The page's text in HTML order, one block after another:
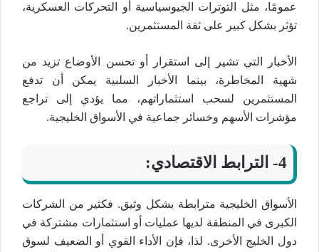
عمومًا، مثل التوترات الجيوسياسية أو التحركات العسكرية،
تؤثر بشكل كبير على ثقة المستثمرين.
الأخبار التي تشير إلى استقرار أو تحسن الأوضاع تزيد من
شهية المخاطرة، بينما الأخبار السلبية يمكن أن تدفع
المستثمرين لسحب استثماراتهم، مما يؤدي إلى تراجع
مؤشرات الأسهم وخسائر جماعية في الأسواق الخليجية.
4- الترابط الاقتصادي:
الأسواق الخليجية مترابطة بشكل وثيق. فكثير من الشركات
الكبرى في المنطقة لديها عمليات أو استثمارات مشتركة في
دول الخليج الأخرى. لذا، فإن الأداء القوي أو الضعيف لسوق